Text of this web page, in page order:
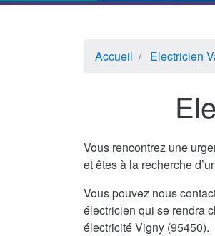
Accueil Electricien
Vous rencontrez une
et êtes à la recherche
Vous pouvez nous
électricien qui se rendra
électricité Vigny (95450).